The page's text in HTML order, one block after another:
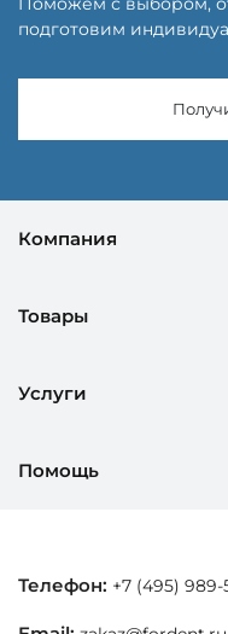
подготовим
Компания
Товары
Услуги
Помощь
Телефон: +7 (495) 989-